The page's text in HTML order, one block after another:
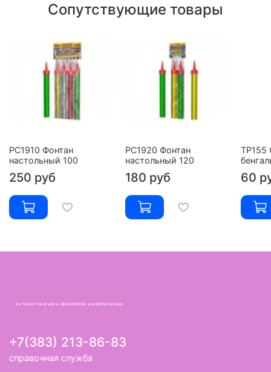
Сопутствующие товары
РС1910 Фонтан
настольный 100
250 руб
РС1920 Фонтан
настольный 120
180 руб
ТР155
60
ИНТЕРНЕТ-МАГАЗИН ФЕЙЕРВЕРКИ В НОВОСИБИРСКЕ
+7(383) 213-86-83
справочная служба